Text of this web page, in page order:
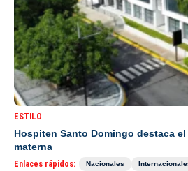
ESTILO
Hospiten Santo Domingo destaca
materna
Enlaces rápidos: Nacionales